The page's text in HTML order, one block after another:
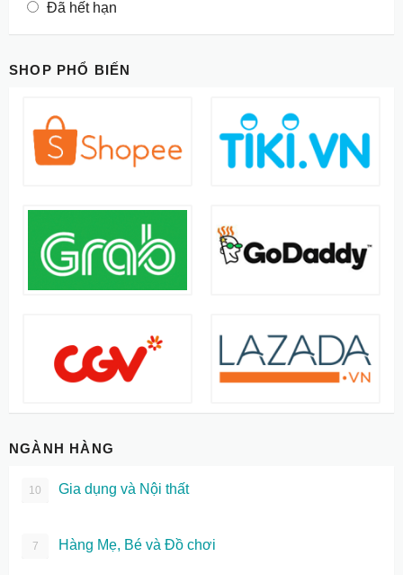
Đã hết hạn
SHOP PHỔ BIẾN
NGÀNH HÀNG
10 Gia dụng và Nội thất
7 Hàng Mẹ, Bé và Đồ chơi